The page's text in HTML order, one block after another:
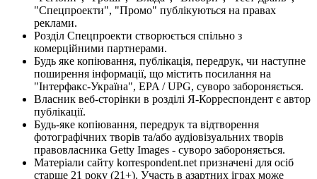
"Спецпроекти", "Промо" публікуються на правах
реклами.
Розділ Спецпроекти створюється спільно з
комерційними партнерами.
Будь яке копіювання, публікація, передрук, чи наступне
поширення інформації, що містить посилання на
"Інтерфакс-Україна", EPA / UPG, суворо забороняється.
Власник веб-сторінки в розділі Я-Корреспондент є автор
публікації.
Будь-яке копіювання, передрук та відтворення
фотографічних творів та/або аудіовізуальних творів
правовласника Getty Images - суворо забороняється.
Матеріали сайту korrespondent.net призначені для осіб
старше 21 року (21+). Участь в азартних іграх може